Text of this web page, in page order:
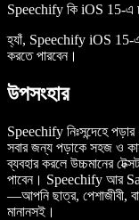
Speechify কি iOS 15-এ
হ্যাঁ, Speechify iOS 15-এ
করতে পারবেন।
উপসংহার
Speechify নিঃসন্দেহে
সবার জন্য পড়াকে সহজ ও
ব্যবহার করলে উচ্চমানের
পাবেন। Speechify আর
—আপনি ছাত্র, পেশাজীবী,
মানানসই।